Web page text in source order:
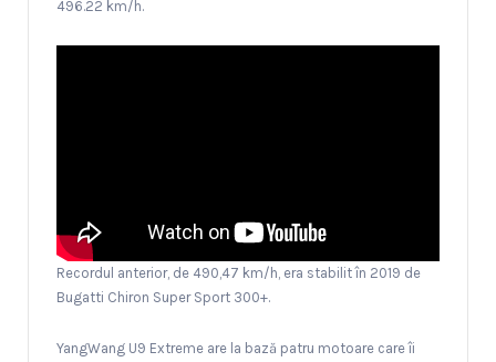
496.22 km/h.
Recordul anterior, de 490,47 km/h, era stabilit în 2019 de
Bugatti Chiron Super Sport 300+.
YangWang U9 Extreme are la bază patru motoare care îi